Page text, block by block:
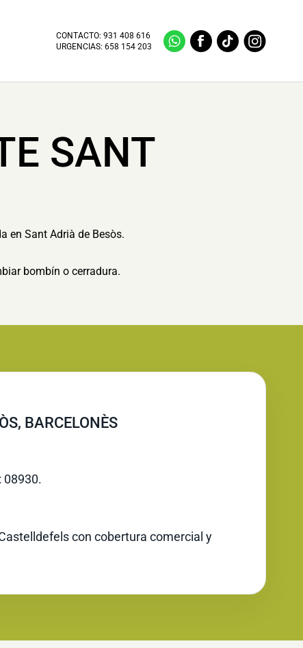
CONTACTO:931 408 616
URGENCIAS:658 154 203
SANT
en Sant Adrià de Besòs.
bombín o cerradura.
BARCELONÈS
08930.
con cobertura comercial y